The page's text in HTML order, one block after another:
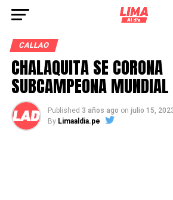
CALLAO
CHALAQUITA SE CORONA
SUBCAMPEONA
Published 3 años ago on julio 15,
By Limaaldia.pe